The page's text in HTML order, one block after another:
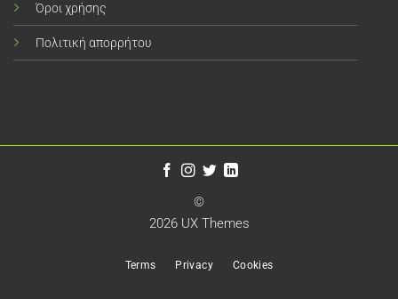
Όροι χρήσης
Πολιτική απορρήτου
©
2026 UX Themes
Terms Privacy Cookies